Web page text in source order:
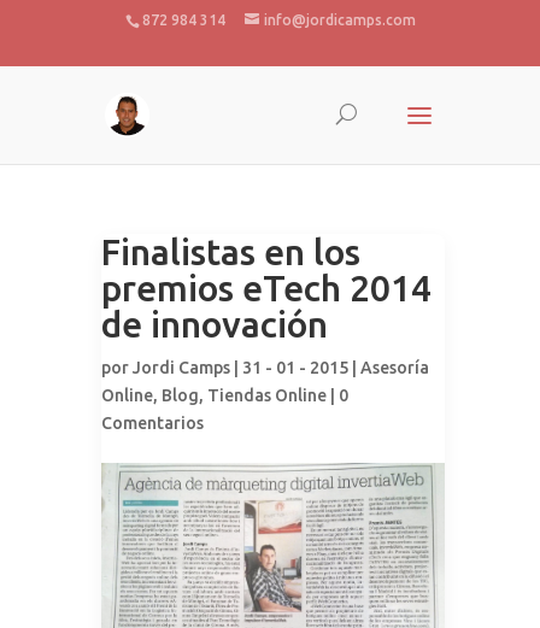
872 984 314 info@jordicamps.com
Finalistas en los
premios eTech 2014
de innovación
porJordi Camps | 31 - 01 - 2015 | Asesoría
Online, Blog, Tiendas Online
0
Comentarios